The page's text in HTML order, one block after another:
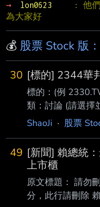
→
lon0623
: 他
為大家好
💰 股票 Stock 版
30 [標的] 2344華
標的：(例
類：討論 (請選擇
標的分類多已經
了-.- 之前承諾過
文 現在來補功課
增逾三倍 且毛利
同期均大幅躍升
的效益正快速反
ShaoJi · 股票
49 [新聞] 賴總統
上市櫃
原文標題： 請勿
分，此行請刪除